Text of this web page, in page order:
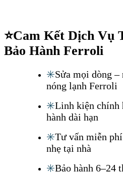
⭐Cam Kết Dịch Vụ
Bảo Hành Ferroli
✳️Sửa mọi dòng
nóng lạnh Ferroli
✳️Linh kiện chính
hành dài hạn
✳️Tư vấn miễn
nhẹ tại nhà
✳️Bảo hành 6–24